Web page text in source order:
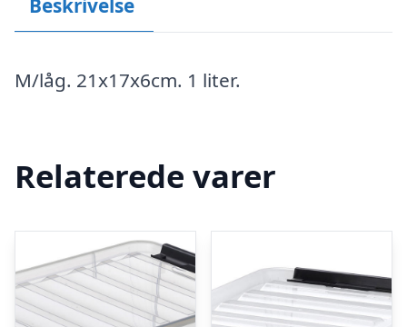
Beskrivelse
M/låg. 21x17x6cm. 1 liter.
Relaterede varer